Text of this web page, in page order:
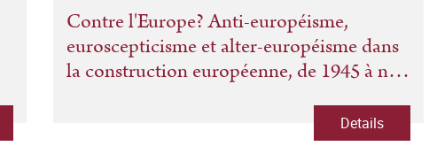
Contre l'Europe? Anti-européisme,
euroscepticisme et alter-européisme dans
la construction européenne, de 1945 à nos
Details